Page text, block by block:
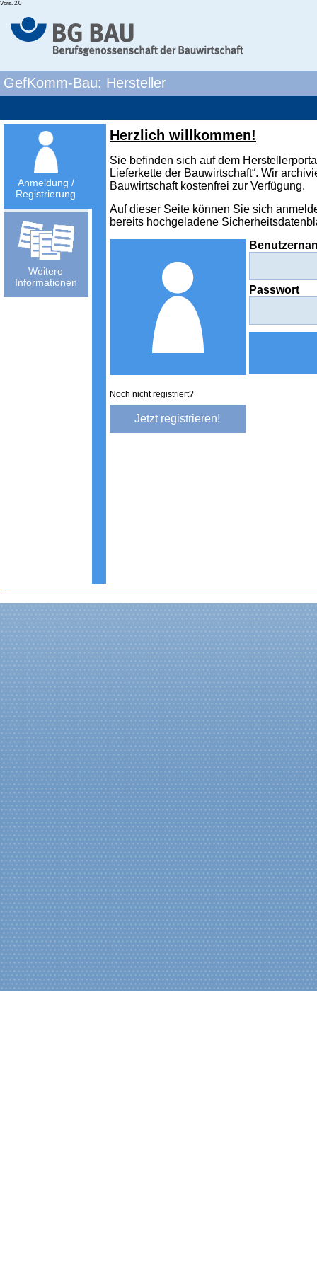
Vers. 2.0
GefKomm-Bau: Hersteller
Anmeldung /
Registrierung
Weitere
Informationen
Herzlich willkommen!
Sie befinden sich auf dem
Lieferkette der Bauwirtschaft“. Wir
Bauwirtschaft kostenfrei zur Verfügung.
Auf dieser Seite können Sie sich
bereits hochgeladene
Passwort
Noch nicht registriert?
Jetzt registrieren!